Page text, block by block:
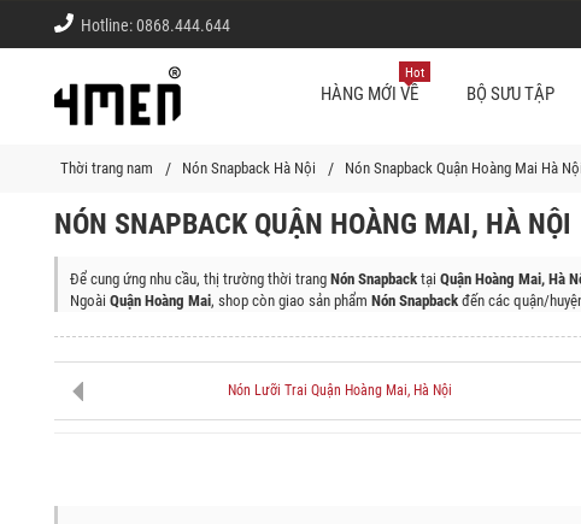
Hotline:0868.444.644
HÀNG MỚI VỀ
Hot
BỘ SƯU TẬP
Thời trang nam Nón Snapback Hà Nội Nón Snapback Quận Hoàng Mai Hà Nội
NÓN SNAPBACK QUẬN HOÀNG MAI, HÀ NỘI
Để cung ứng nhu cầu, thị trường thời trang Nón Snapbacktại Quận Hoàng Mai, Hà
Ngoài Quận Hoàng Mai, shop còn giao sản phẩm Nón Snapbackđến các quận/
Huyện Phú Xuyên
Nón Lưỡi Trai Quận Hoàng Mai, Hà Nội